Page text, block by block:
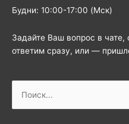
Будни: 10:00-17:00 (Мск)
Задайте Ваш вопрос в
ответим сразу, или —